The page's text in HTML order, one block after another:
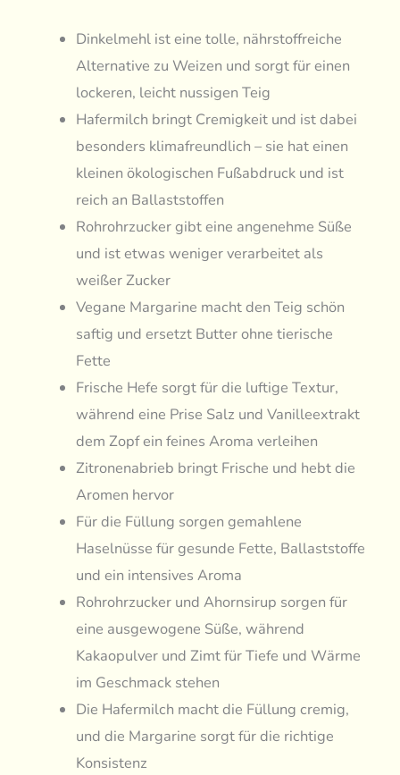
Dinkelmehl ist eine tolle, nährstoffreiche
Alternative zu Weizen und sorgt für einen
lockeren, leicht nussigen Teig
Hafermilch bringt Cremigkeit und ist dabei
besonders klimafreundlich – sie hat einen
kleinen ökologischen Fußabdruck und ist
reich an Ballaststoffen
Rohrohrzucker gibt eine angenehme Süße
und ist etwas weniger verarbeitet als
weißer Zucker
Vegane Margarine macht den Teig schön
saftig und ersetzt Butter ohne tierische
Fette
Frische Hefe sorgt für die luftige Textur,
während eine Prise Salz und Vanilleextrakt
dem Zopf ein feines Aroma verleihen
Zitronenabrieb bringt Frische und hebt die
Aromen hervor
Für die Füllung sorgen gemahlene
Haselnüsse für gesunde Fette, Ballaststoffe
und ein intensives Aroma
Rohrohrzucker und Ahornsirup sorgen für
eine ausgewogene Süße, während
Kakaopulver und Zimt für Tiefe und Wärme
im Geschmack stehen
Die Hafermilch macht die Füllung cremig,
und die Margarine sorgt für die richtige
Konsistenz